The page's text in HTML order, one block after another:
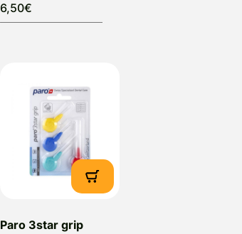
6,50€
Paro 3star grip